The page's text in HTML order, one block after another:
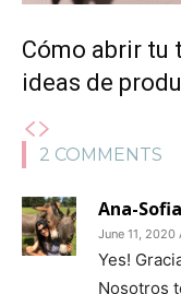
Cómo abrir tu
ideas de
2 COMMENTS
Ana-
June 11, 2020
Yes!
Nosotros